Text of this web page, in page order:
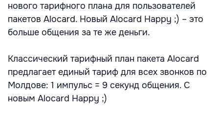
нового тарифного плана для пользователей
пакетов Alocard. Новый Alocard Happy ;) – это
больше общения за те же деньги.
Классический тарифный план пакета Alocard
предлагает единый тариф для всех звонков по
Молдове: 1 импульс = 9 секунд общения. С
новым Alocard Happy ;)